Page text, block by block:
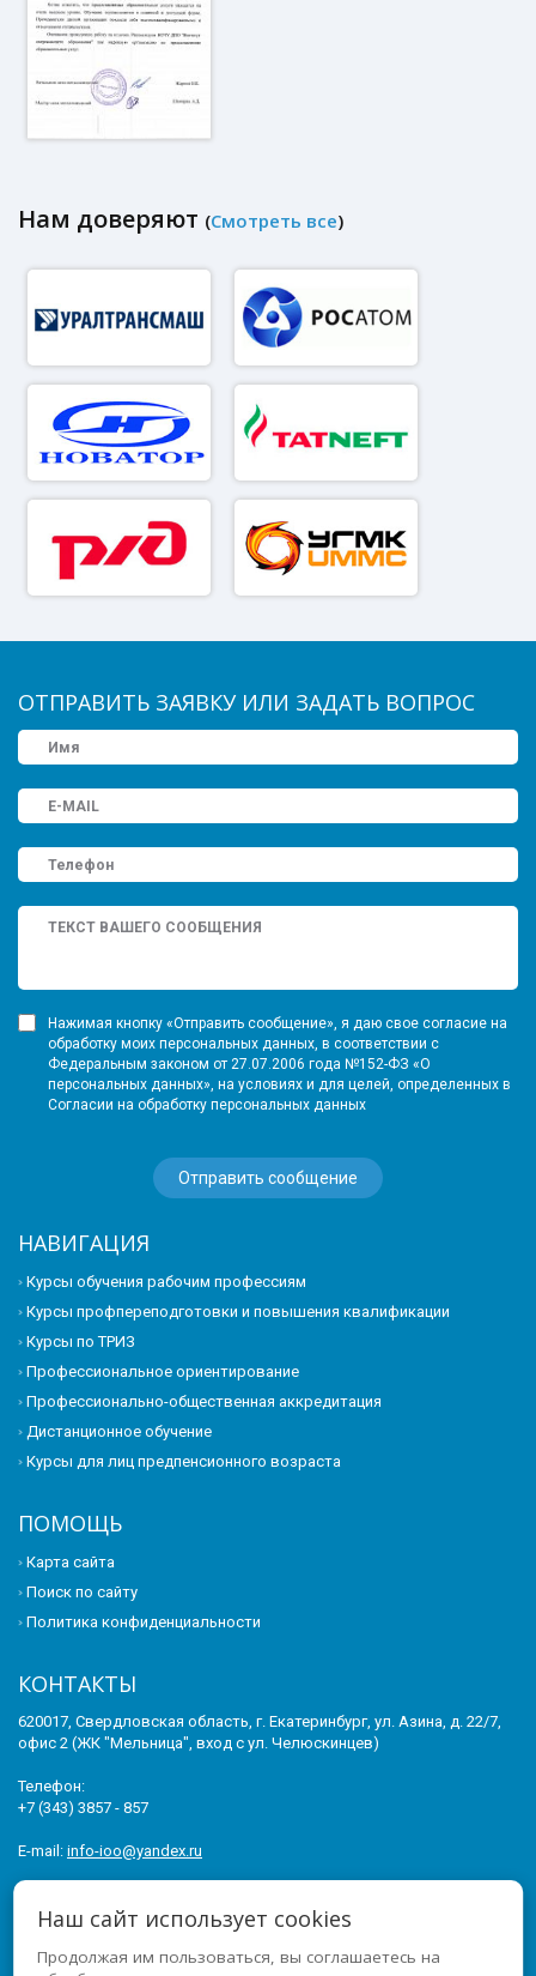
Нам доверяют (Смотреть все)
ОТПРАВИТЬ ЗАЯВКУ ИЛИ ЗАДАТЬ ВОПРОС
Нажимая кнопку «Отправить сообщение», я даю свое согласие на
обработку моих персональных данных, в соответствии с
Федеральным законом от 27.07.2006 года №152-ФЗ «О
персональных данных», на условиях и для целей, определенных в
Согласии на обработку персональных данных
НАВИГАЦИЯ
Курсы обучения рабочим профессиям
Курсы профпереподготовки и повышения квалификации
Курсы по ТРИЗ
Профессиональное ориентирование
Профессионально-общественная аккредитация
Дистанционное обучение
Курсы для лиц предпенсионного возраста
ПОМОЩЬ
Карта сайта
Поиск по сайту
Политика конфиденциальности
КОНТАКТЫ
620017, Свердловская область, г. Екатеринбург, ул. Азина, д. 22/7,
офис 2 (ЖК "Мельница", вход с ул. Челюскинцев)
Телефон:
+7 (343) 3857 - 857
E-mail: info-ioo@yandex.ru
ПРАВА ЗАЩИЩЕНЫ.
Наш сайт использует cookies
Продолжая им пользоваться, вы соглашаетесь на